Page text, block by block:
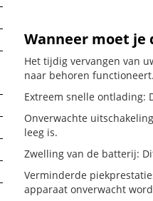
Wanneer moet je
Het tijdig vervangen van
naar behoren
Extreem snelle ontlading:
Onverwachte
leeg is.
Zwelling van de batterij:
Verminderde
apparaat onverwacht